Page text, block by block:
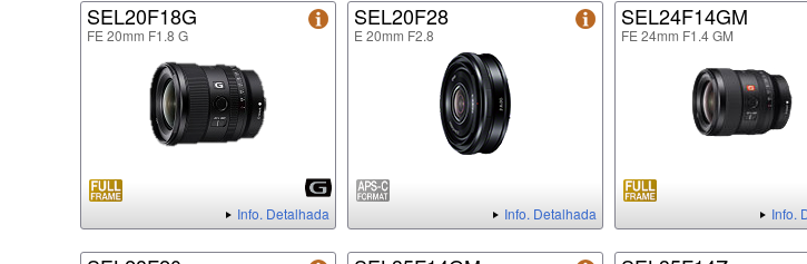
SEL20F18G
FE 20mm F1.8 G
Info. Detalhada
SEL20F28
E 20mm F2.8
Info. Detalhada
SEL24F14GM
FE 24mm F1.4 GM
Info.